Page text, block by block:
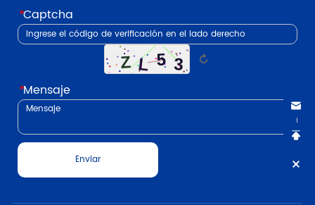
*Captcha
↻
*Mensaje
Enviar